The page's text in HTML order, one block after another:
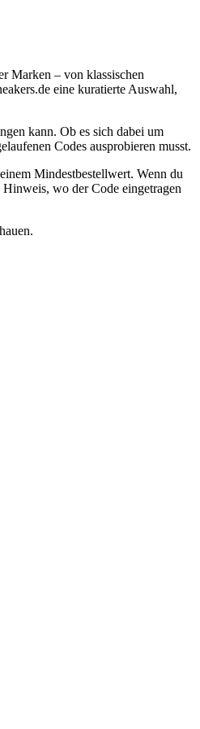
Marken – von klassischen
eine kuratierte Auswahl,
kann. Ob es sich dabei um
Codes ausprobieren musst.
Mindestbestellwert. Wenn du
wo der Code eingetragen